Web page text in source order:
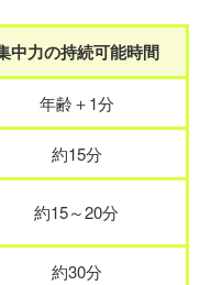
中力の持続可能時間
年齢＋1分
約15分
約15～20分
約30分